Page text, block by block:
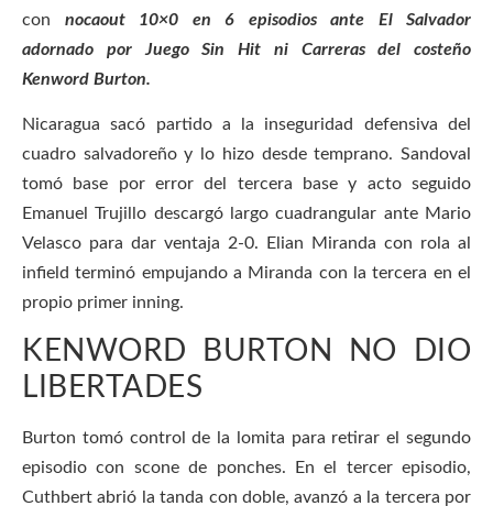
con nocaout 10×0 en 6 episodios ante El Salvador
adornado por Juego Sin Hit ni Carreras del costeño
Kenword Burton.
Nicaragua sacó partido a la inseguridad defensiva del
cuadro salvadoreño y lo hizo desde temprano. Sandoval
tomó base por error del tercera base y acto seguido
Emanuel Trujillo descargó largo cuadrangular ante Mario
Velasco para dar ventaja 2-0. Elian Miranda con rola al
infield terminó empujando a Miranda con la tercera en el
propio primer inning.
KENWORD BURTON NO DIO
LIBERTADES
Burton tomó control de la lomita para retirar el segundo
episodio con scone de ponches. En el tercer episodio,
Cuthbert abrió la tanda con doble, avanzó a la tercera por